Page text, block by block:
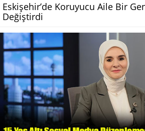
Eskişehir’de Koruyucu Aile Bir
Değiştirdi